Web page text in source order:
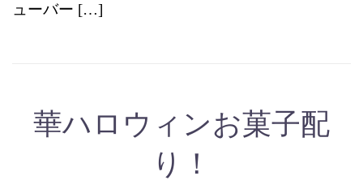
ューバー […]
華ハロウィンお菓子配
り！